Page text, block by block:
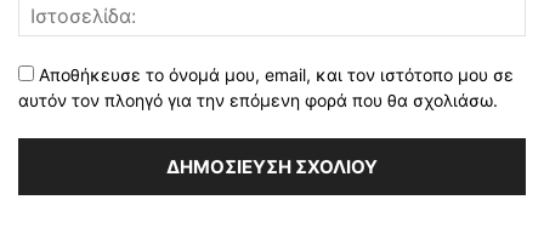
Αποθήκευσε το όνομά μου, email, και τον ιστότοπο μου σε
αυτόν τον πλοηγό για την επόμενη φορά που θα σχολιάσω.